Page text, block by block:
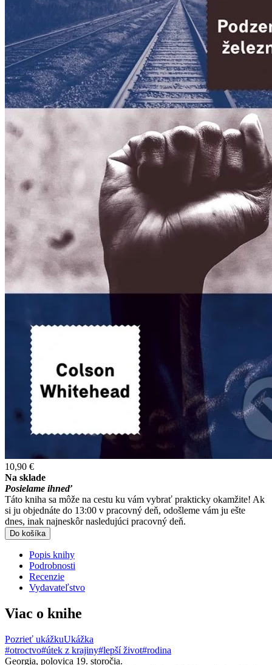
10,90 €
Na sklade
Posielame ihneď
Táto kniha sa môže na cestu ku vám vybrať prakticky okamžite! Ak
si ju objednáte do 13:00 v pracovný deň, odošleme vám ju ešte
dnes, inak najneskôr nasledujúci pracovný deň.
Do košíka
Popis knihy
Podrobnosti
Recenzie
Vydavateľstvo
Viac o knihe
Pozrieť ukážkuUkážka
#otroctvo#útek z krajiny#lepší život#rodina
Georgia, polovica 19. storočia.